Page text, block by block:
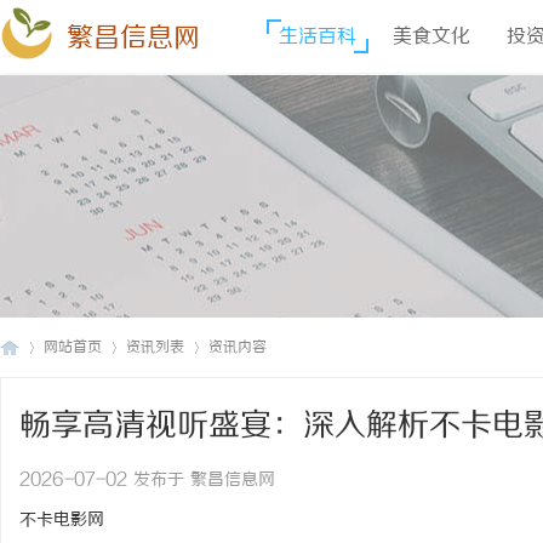
繁昌信息网 生活百科 美食文化 投
网站首页 资讯列表 资讯内容
畅享高清视听盛宴：深入解析不卡电
2026-07-02 发布于 繁昌信息网
不卡电影网